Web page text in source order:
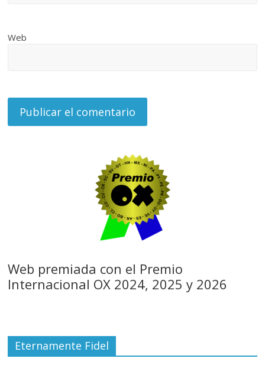
Web
Web premiada con el Premio
Internacional OX 2024, 2025 y 2026
Eternamente Fidel